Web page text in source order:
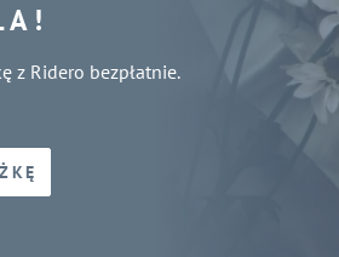
z Ridero bezpłatnie.